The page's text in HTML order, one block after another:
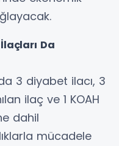
Da
3 diyabet ilacı, 3
ilaç ve 1 KOAH
dahil
mücadele